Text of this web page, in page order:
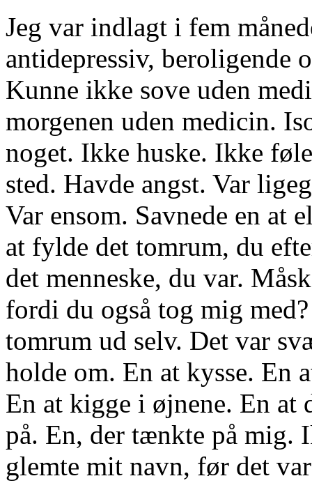
Jeg var indlagt i fem
antidepressiv, beroligende
Kunne ikke sove uden
morgenen uden medicin.
noget. Ikke huske. Ikke
sted. Havde angst. Var
Var ensom. Savnede en at
at fylde det tomrum, du
det menneske, du var.
fordi du også tog mig
tomrum ud selv. Det var
holde om. En at kysse. En
En at kigge i øjnene. En at
på. En, der tænkte på mig.
glemte mit navn, før det